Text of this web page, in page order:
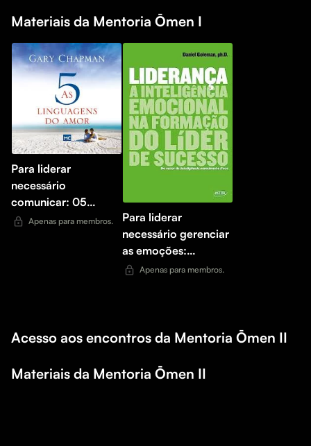
Materiais da Mentoria Ōmen I
Para liderar
necessário
comunicar: 05
Linguagens do Amor
Apenas para membros.
Para liderar
necessário gerenciar
as emoções:
Liderança
Apenas para membros.
Acesso aos encontros da Mentoria Ōmen II
Materiais da Mentoria Ōmen II